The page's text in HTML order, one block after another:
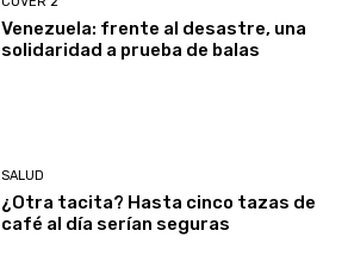
Venezuela: frente al desastre, una
solidaridad a prueba de balas
SALUD
¿Otra tacita? Hasta cinco tazas de
café al día serían seguras